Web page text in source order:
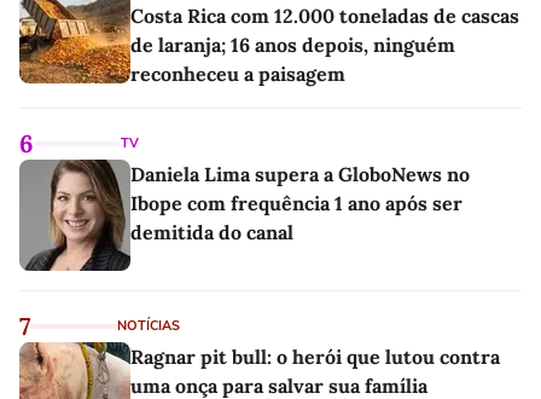
Costa Rica com 12.000 toneladas de cascas
de laranja; 16 anos depois, ninguém
reconheceu a paisagem
6 TV
Daniela Lima supera a GloboNews no
Ibope com frequência 1 ano após ser
demitida do canal
7 NOTÍCIAS
Ragnar pit bull: o herói que lutou contra
uma onça para salvar sua família